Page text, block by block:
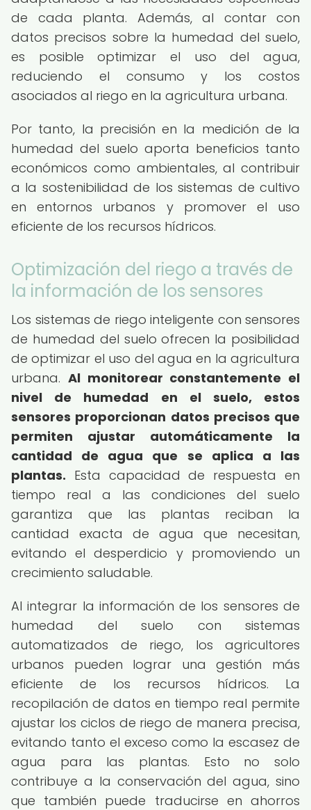
de cada planta. Además, al contar con
datos precisos sobre la humedad del suelo,
es posible optimizar el uso del agua,
reduciendo el consumo y los costos
asociados al riego en la agricultura urbana.
Por tanto, la precisión en la medición de la
humedad del suelo aporta beneficios tanto
económicos como ambientales, al contribuir
a la sostenibilidad de los sistemas de cultivo
en entornos urbanos y promover el uso
eficiente de los recursos hídricos.
Optimización del riego a través de
la información de los sensores
Los sistemas de riego inteligente con sensores
de humedad del suelo ofrecen la posibilidad
de optimizar el uso del agua en la agricultura
urbana. Al monitorear constantemente el
nivel de humedad en el suelo, estos
sensores proporcionan datos precisos que
permiten ajustar automáticamente la
cantidad de agua que se aplica a las
plantas. Esta capacidad de respuesta en
tiempo real a las condiciones del suelo
garantiza que las plantas reciban la
cantidad exacta de agua que necesitan,
evitando el desperdicio y promoviendo un
crecimiento saludable.
Al integrar la información de los sensores de
humedad del suelo con sistemas
automatizados de riego, los agricultores
urbanos pueden lograr una gestión más
eficiente de los recursos hídricos. La
recopilación de datos en tiempo real permite
ajustar los ciclos de riego de manera precisa,
evitando tanto el exceso como la escasez de
agua para las plantas. Esto no solo
contribuye a la conservación del agua, sino
que también puede traducirse en ahorros